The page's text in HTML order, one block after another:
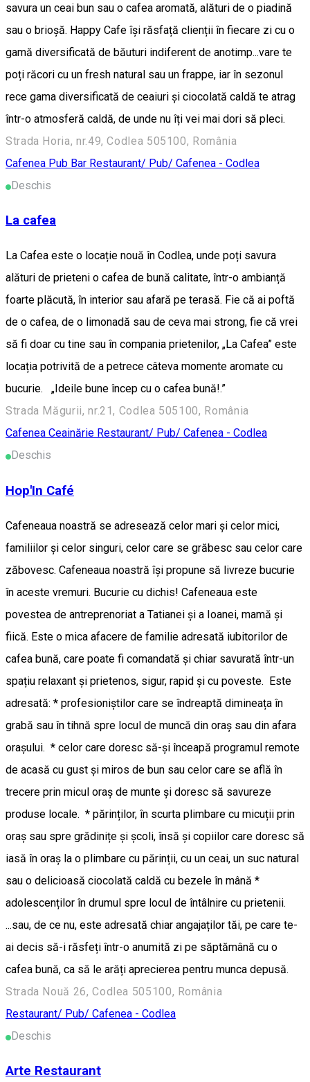
savura un ceai bun sau o cafea aromată, alături de o piadină
sau o brioșă. Happy Cafe își răsfață clienții în fiecare zi cu o
gamă diversificată de băuturi indiferent de anotimp...vare te
poți răcori cu un fresh natural sau un frappe, iar în sezonul
rece gama diversificată de ceaiuri și ciocolată caldă te atrag
într-o atmosferă caldă, de unde nu îți vei mai dori să pleci.
Strada Horia, nr.49, Codlea 505100, România
Cafenea Pub Bar Restaurant/ Pub/ Cafenea - Codlea
Deschis
La cafea
La Cafea este o locație nouă în Codlea, unde poți savura
alături de prieteni o cafea de bună calitate, într-o ambianță
foarte plăcută, în interior sau afară pe terasă. Fie că ai poftă
de o cafea, de o limonadă sau de ceva mai strong, fie că vrei
să fi doar cu tine sau în compania prietenilor, „La Cafea” este
locația potrivită de a petrece câteva momente aromate cu
bucurie. „Ideile bune încep cu o cafea bună!.”
Strada Măgurii, nr.21, Codlea 505100, România
Cafenea Ceainărie Restaurant/ Pub/ Cafenea - Codlea
Deschis
Hop'In Café
Cafeneaua noastră se adresează celor mari și celor mici,
familiilor și celor singuri, celor care se grăbesc sau celor care
zăbovesc. Cafeneaua noastră își propune să livreze bucurie
în aceste vremuri. Bucurie cu dichis! Cafeneaua este
povestea de antreprenoriat a Tatianei și a Ioanei, mamă și
fiică. Este o mica afacere de familie adresată iubitorilor de
cafea bună, care poate fi comandată și chiar savurată într-un
spațiu relaxant și prietenos, sigur, rapid și cu poveste. Este
adresată: * profesioniștilor care se îndreaptă dimineața în
grabă sau în tihnă spre locul de muncă din oraș sau din afara
orașului. * celor care doresc să-și înceapă programul remote
de acasă cu gust și miros de bun sau celor care se află în
trecere prin micul oraș de munte și doresc să savureze
produse locale. * părinților, în scurta plimbare cu micuții prin
oraș sau spre grădinițe și școli, însă și copiilor care doresc să
iasă în oraș la o plimbare cu părinții, cu un ceai, un suc natural
sau o delicioasă ciocolată caldă cu bezele în mână *
adolescenților în drumul spre locul de întâlnire cu prietenii.
...sau, de ce nu, este adresată chiar angajaților tăi, pe care te-
ai decis să-i răsfeți într-o anumită zi pe săptămână cu o
cafea bună, ca să le arăți aprecierea pentru munca depusă.
Strada Nouă 26, Codlea 505100, România
Restaurant/ Pub/ Cafenea - Codlea
Deschis
Arte Restaurant